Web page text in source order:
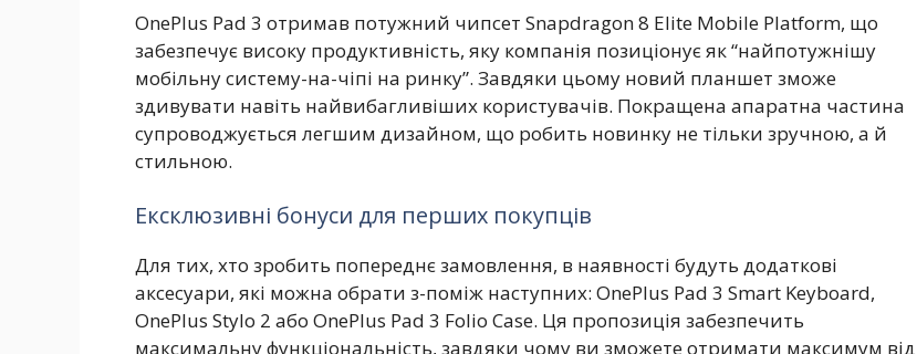
OnePlus Pad 3 отримав потужний чипсет Snapdragon 8 Elite Mobile Platform, що
забезпечує високу продуктивність, яку компанія позиціонує як “найпотужнішу
мобільну систему-на-чіпі на ринку”. Завдяки цьому новий планшет зможе
здивувати навіть найвибагливіших користувачів. Покращена апаратна частина
супроводжується легшим дизайном, що робить новинку не тільки зручною, а й
стильною.
Ексклюзивні бонуси для перших покупців
Для тих, хто зробить попереднє замовлення, в наявності будуть додаткові
аксесуари, які можна обрати з-поміж наступних: OnePlus Pad 3 Smart Keyboard,
OnePlus Stylo 2 або OnePlus Pad 3 Folio Case. Ця пропозиція забезпечить
максимальну функціональність, завдяки чому ви зможете отримати максимум від